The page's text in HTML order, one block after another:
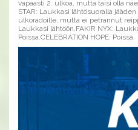
vapaasti 2. ulkoa, mutta taisi olla
STAR: Laukkasi lähtösuoralla
ulkoradoille, mutta ei petrannut
Laukkasi lähtöön.FAKIR NYX:
Poissa.CELEBRATION HOPE: Poissa.